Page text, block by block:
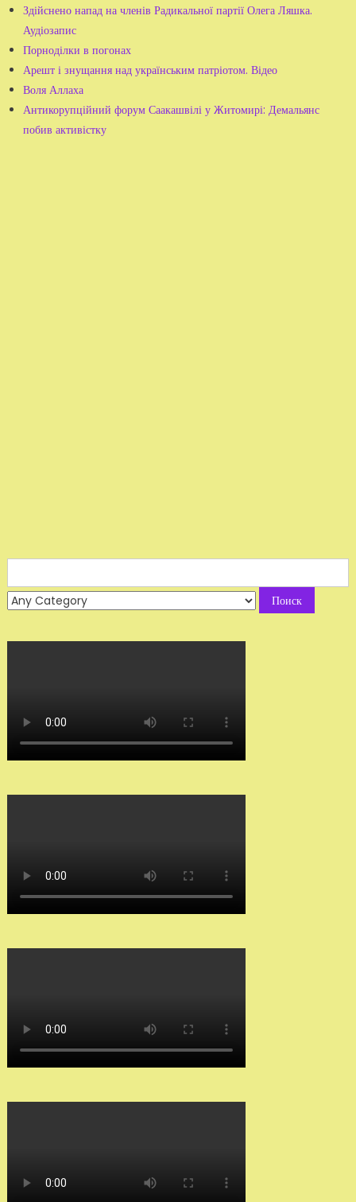
Здійснено напад на членів Радикальної партії Олега Ляшка.
Аудіозапис
Порноділки в погонах
Арешт і знущання над українським патріотом. Відео
Воля Аллаха
Антикорупційний форум Саакашвілі у Житомирі: Демальянс
побив активістку
for: